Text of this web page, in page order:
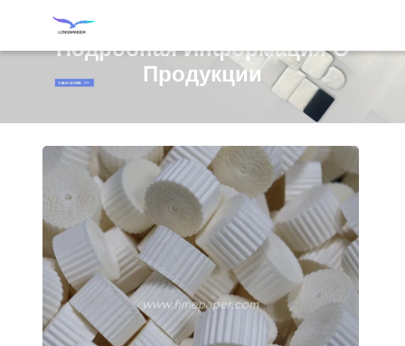
Подробная Информация О
Продукции